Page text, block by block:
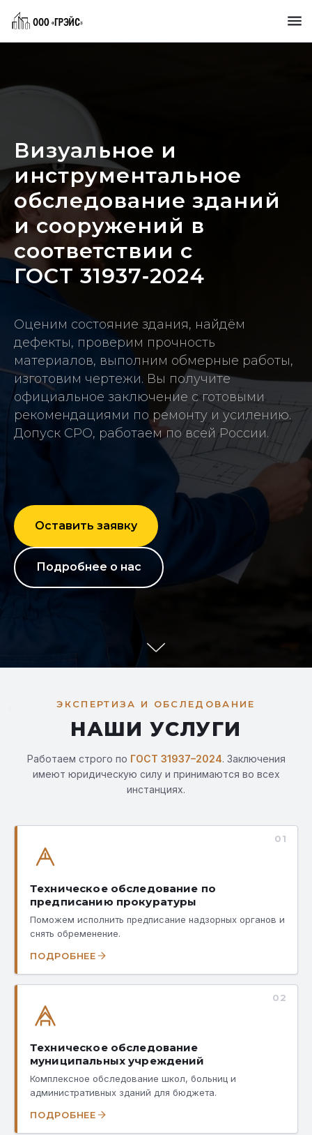
Визуальное и
инструментальное
обследование зданий
и сооружений в
соответствии с
ГОСТ 31937‑2024
Оценим состояние здания, найдём
дефекты, проверим прочность
материалов, выполним обмерные работы,
изготовим чертежи. Вы получите
официальное заключение с готовыми
рекомендациями по ремонту и усилению.
Допуск СРО, работаем по всей России.
Оставить заявку
Подробнее о нас
ЭКСПЕРТИЗА И ОБСЛЕДОВАНИЕ
НАШИ УСЛУГИ
Работаем строго по ГОСТ 31937–2024. Заключения
имеют юридическую силу и принимаются во всех
инстанциях.
01
Техническое обследование по
предписанию прокуратуры
Поможем исполнить предписание надзорных органов и
снять обременение.
ПОДРОБНЕЕ
02
Техническое обследование
муниципальных учреждений
Комплексное обследование школ, больниц и
административных зданий для бюджета.
ПОДРОБНЕЕ